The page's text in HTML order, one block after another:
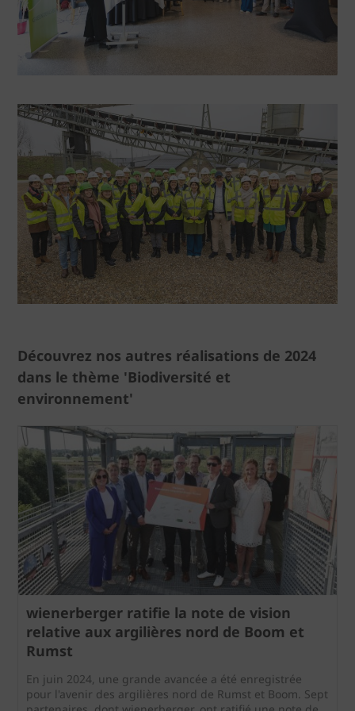
Découvrez nos autres réalisations de 2024
dans le thème 'Biodiversité et
environnement'
wienerberger ratifie la note de vision
relative aux argilières nord de Boom et
Rumst
En juin 2024, une grande avancée a été enregistrée
pour l'avenir des argilières nord de Rumst et Boom. Sept